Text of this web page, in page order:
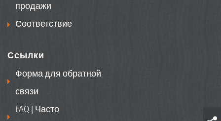
продажи
Соответствие
Ссылки
Форма для обратной
связи
FAQ | Часто